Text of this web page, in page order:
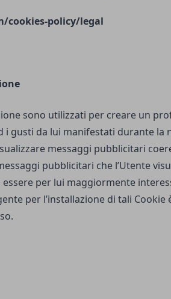
cookies-policy/legal
sono utilizzati per creare un
i gusti da lui manifestati durante la
messaggi pubblicitari
pubblicitari che l’Utente
per lui maggiormente
per l’installazione di tali Cookie